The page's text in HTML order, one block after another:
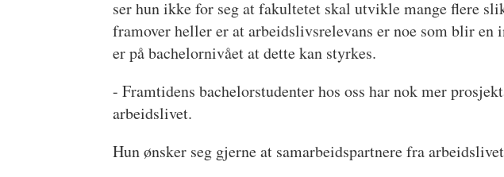
ser hun ikke for seg at fakultetet skal utvikle mange flere
framover heller er at arbeidslivsrelevans er noe som blir
er på bachelornivået at dette kan styrkes.
- Framtidens bachelorstudenter hos oss har nok mer
arbeidslivet.
Hun ønsker seg gjerne at samarbeidspartnere fra